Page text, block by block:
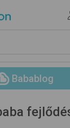
Babablog